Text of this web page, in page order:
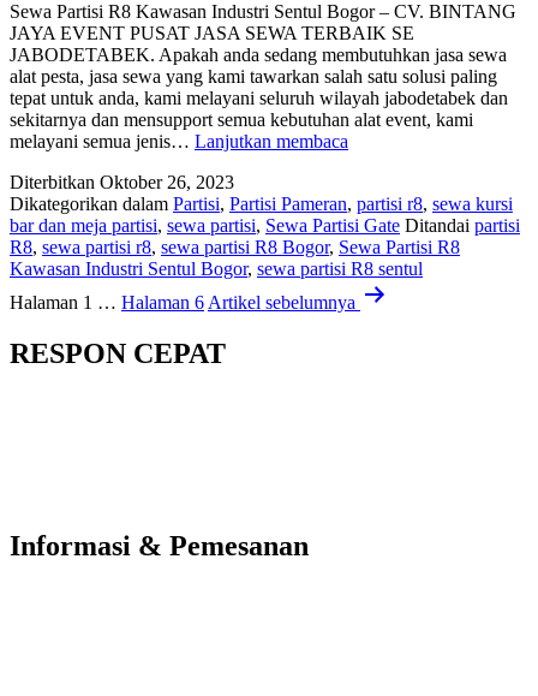
Sewa Partisi R8 Kawasan Industri Sentul Bogor – CV. BINTANG
JAYA EVENT PUSAT JASA SEWA TERBAIK SE
JABODETABEK. Apakah anda sedang membutuhkan jasa sewa
alat pesta, jasa sewa yang kami tawarkan salah satu solusi paling
tepat untuk anda, kami melayani seluruh wilayah jabodetabek dan
sekitarnya dan mensupport semua kebutuhan alat event, kami
melayani semua jenis… Lanjutkan membaca
Kawasan
Industri
Sentul
Bogor
Diterbitkan Oktober 26, 2023
Dikategorikan dalam Partisi, Partisi Pameran, partisi r8, sewa kursi
bar dan meja partisi, sewa partisi, Sewa Partisi Gate Ditandai partisi
R8, sewa partisi r8, sewa partisi R8 Bogor, Sewa Partisi R8
Kawasan Industri Sentul Bogor, sewa partisi R8 sentul
Navigasi
Halaman 1 … Halaman 6 Artikel sebelumnya
RESPON CEPAT
Informasi & Pemesanan